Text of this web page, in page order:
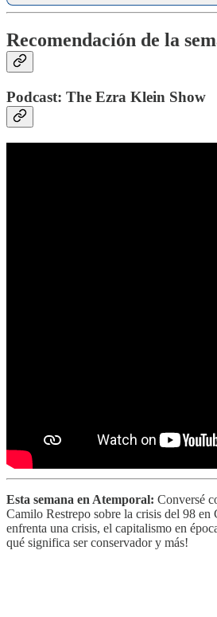
Recomendación de la
Podcast: The Ezra Klein Show
Esta semana en Atemporal: Conversé
Camilo Restrepo sobre la crisis del 98 en
enfrenta una crisis, el capitalismo en
qué significa ser conservador y más!